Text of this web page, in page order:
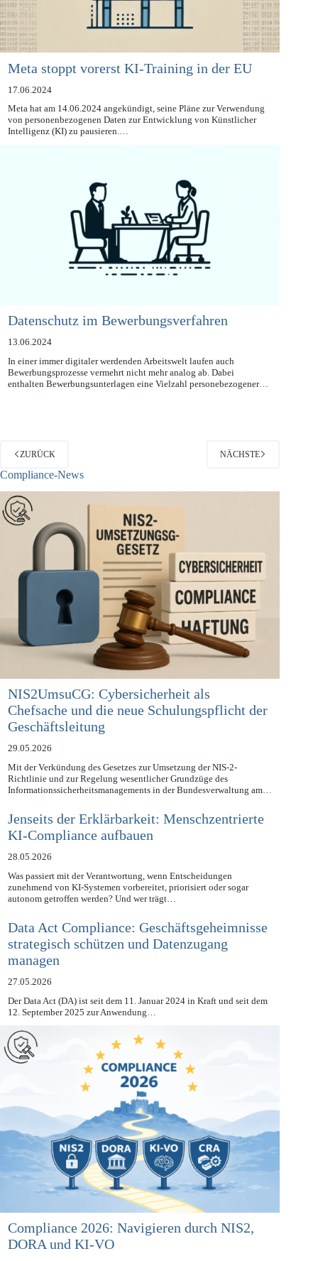
Meta stoppt vorerst KI-Training in der EU
17.06.2024
Meta hat am 14.06.2024 angekündigt, seine Pläne zur Verwendung
von personenbezogenen Daten zur Entwicklung von Künstlicher
Datenschutz im Bewerbungsverfahren
13.06.2024
In einer immer digitaler werdenden Arbeitswelt laufen auch
Bewerbungsprozesse vermehrt nicht mehr analog ab. Dabei
ZURÜCK
Compliance-News
NIS2UmsuCG: Cybersicherheit als
Chefsache und die neue Schulungspflicht der
Geschäftsleitung
29.05.2026
Mit der Verkündung des Gesetzes zur Umsetzung der NIS-2-
Richtlinie und zur Regelung wesentlicher Grundzüge des
Jenseits der Erklärbarkeit: Menschzentrierte
KI-Compliance aufbauen
28.05.2026
Was passiert mit der Verantwortung, wenn Entscheidungen
zunehmend von KI-Systemen vorbereitet, priorisiert oder sogar
Data Act Compliance: Geschäftsgeheimnisse
strategisch schützen und Datenzugang
managen
27.05.2026
Der Data Act (DA) ist seit dem 11. Januar 2024 in Kraft und seit dem
12. September 2025 zur Anwendung…
Compliance 2026: Navigieren durch NIS2,